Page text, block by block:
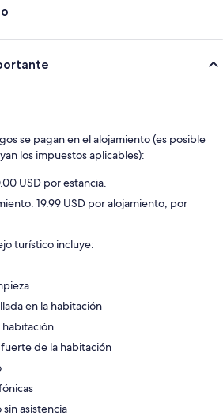
se pagan en el alojamiento (es posible
los impuestos aplicables):
USD por estancia.
19.99 USD por alojamiento, por
turístico incluye:
en la habitación
habitación
fuerte de la habitación
asistencia